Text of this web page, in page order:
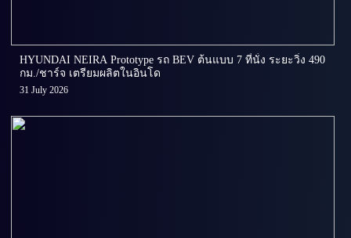
HYUNDAI NEIRA Prototype รถ BEV ต้นแบบ 7 ที่นั่ง ระยะวิ่ง 490
กม./ชาร์จ เตรียมผลิตในอินโด
31 July 2026